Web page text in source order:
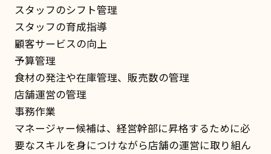
スタッフのシフト管理
スタッフの育成指導
顧客サービスの向上
予算管理
食材の発注や在庫管理、販売数の管理
店舗運営の管理
事務作業
マネージャー候補は、経営幹部に昇格するために必
要なスキルを身につけながら店舗の運営に取り組ん